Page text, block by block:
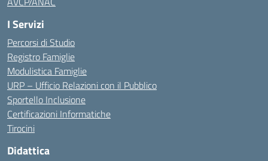
I Servizi
Percorsi di Studio
Registro Famiglie
Modulistica Famiglie
URP – Ufficio Relazioni con il Pubblico
Sportello Inclusione
Certificazioni Informatiche
Tirocini
Didattica